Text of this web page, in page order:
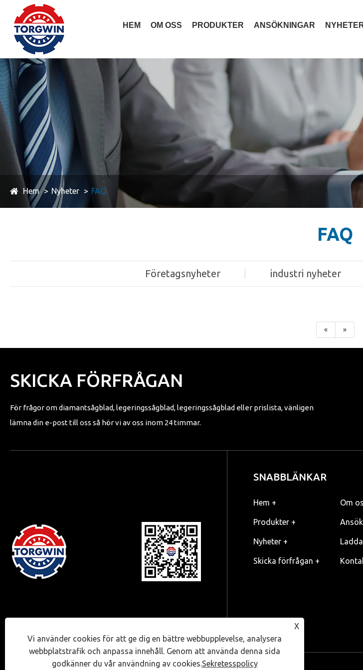
HEM OM OSS PRODUKTER ANSÖKNINGAR
Hem Nyheter FAQ
FAQ
Företagsnyheter industri nyheter
« »
SKICKA FÖRFRÅGAN
För frågor om diamantsågblad, legeringssågblad, legeringssågblad eller prislista, vänligen
lämna din e-post till oss så hör vi av oss inom 24 timmar.
SNABBLÄNKAR
Hem + Om
Produkter +
Nyheter +
Skicka förfrågan +
X
Vi använder cookies för att ge dig en bättre webbupplevelse, analysera
webbplatstrafik och anpassa innehåll. Genom att använda denna sida
godkänner du vår användning av cookies.Sekretesspolicy